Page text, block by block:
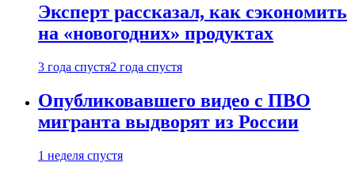
Эксперт рассказал, как сэкономить
на «новогодних» продуктах
3 года спустя2 года спустя
Опубликовавшего видео с ПВО
мигранта выдворят из России
1 неделя спустя